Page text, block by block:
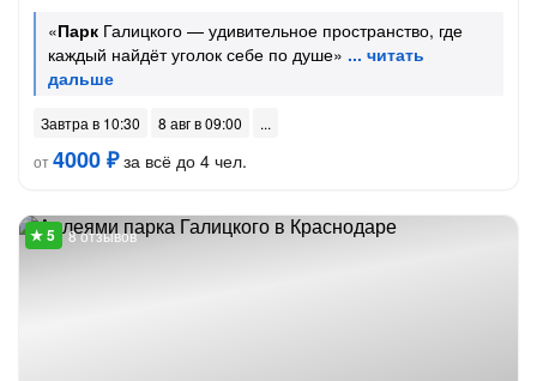
«Парк Галицкого — удивительное пространство, где
каждый найдёт уголок себе по душе»
Завтра в 10:30
8 авг в 09:00
от4000 ₽за всё до 4 чел.
8 отзывов